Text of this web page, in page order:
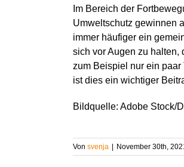
Im Bereich der
Umweltschutz gewinnen
immer häufiger ein
sich vor Augen zu halten,
zum Beispiel nur ein paar
ist dies ein wichtiger
Bildquelle: Adobe Stock/
Von svenja November 30th,